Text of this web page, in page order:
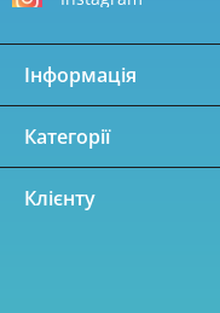
Інформація
Категорії
Клієнту